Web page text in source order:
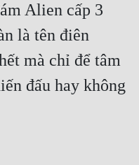
Alien cấp 3
là tên điên
mà chỉ để tâm
đấu hay không